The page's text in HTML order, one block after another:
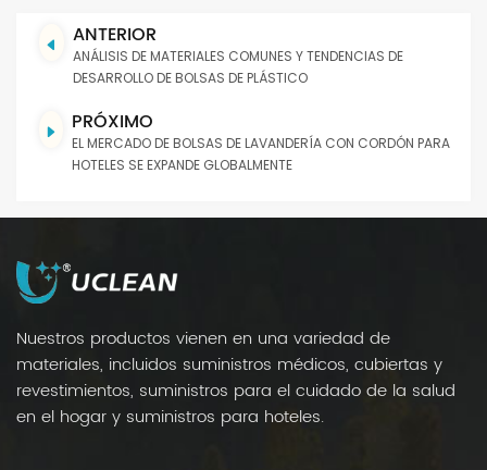
ANTERIOR
ANÁLISIS DE MATERIALES COMUNES Y TENDENCIAS DE
DESARROLLO DE BOLSAS DE PLÁSTICO
PRÓXIMO
EL MERCADO DE BOLSAS DE LAVANDERÍA CON CORDÓN PARA
HOTELES SE EXPANDE GLOBALMENTE
Nuestros productos vienen en una variedad de
materiales, incluidos suministros médicos, cubiertas y
revestimientos, suministros para el cuidado de la salud
en el hogar y suministros para hoteles.